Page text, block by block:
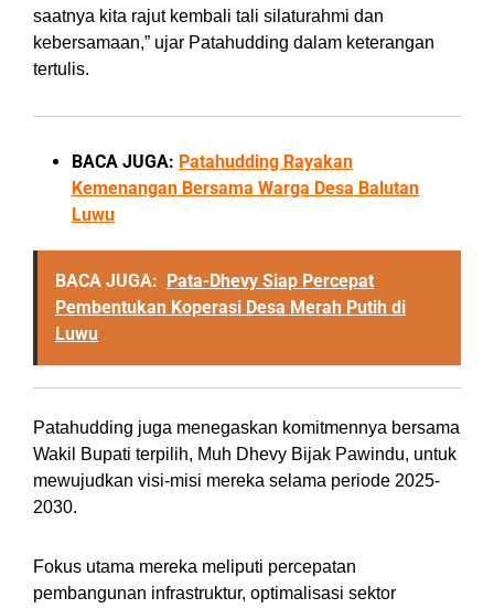
saatnya kita rajut kembali tali silaturahmi dan
kebersamaan,” ujar Patahudding dalam keterangan
tertulis.
BACA JUGA: Patahudding Rayakan
Kemenangan Bersama Warga Desa Balutan
Luwu
BACA JUGA: Pata-Dhevy Siap Percepat
Pembentukan Koperasi Desa Merah Putih di
Luwu
Patahudding juga menegaskan komitmennya bersama
Wakil Bupati terpilih, Muh Dhevy Bijak Pawindu, untuk
mewujudkan visi-misi mereka selama periode 2025-
2030.
Fokus utama mereka meliputi percepatan
pembangunan infrastruktur, optimalisasi sektor